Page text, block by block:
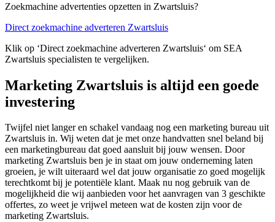
Zoekmachine advertenties opzetten in Zwartsluis?
Direct zoekmachine adverteren Zwartsluis
Klik op ‘Direct zoekmachine adverteren Zwartsluis‘ om SEA
Zwartsluis specialisten te vergelijken.
Marketing Zwartsluis is altijd een goede
investering
Twijfel niet langer en schakel vandaag nog een marketing bureau uit
Zwartsluis in. Wij weten dat je met onze handvatten snel beland bij
een marketingbureau dat goed aansluit bij jouw wensen. Door
marketing Zwartsluis ben je in staat om jouw onderneming laten
groeien, je wilt uiteraard wel dat jouw organisatie zo goed mogelijk
terechtkomt bij je potentiële klant. Maak nu nog gebruik van de
mogelijkheid die wij aanbieden voor het aanvragen van 3 geschikte
offertes, zo weet je vrijwel meteen wat de kosten zijn voor de
marketing Zwartsluis.